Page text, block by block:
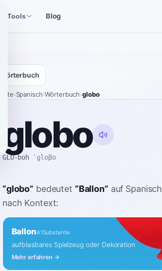
Tools Blog
Wörterbuch
›Spanisch›Wörterbuch›globo
globo
GLO-boh ˈɡloβo
“globo” bedeutet “Ballon” auf Spanisch
nach Kontext:
BallonA1Substantiv
aufblasbares Spielzeug oder Dekoration
Mehr erfahren →